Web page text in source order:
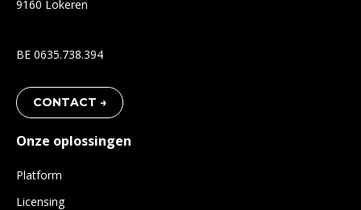
9160 Lokeren
BE 0635.738.394
CONTACT →
Onze oplossingen
Platform
Licensing